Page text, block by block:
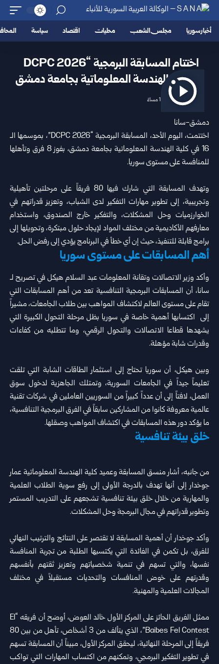
أخبار سوريا مجلس الشعب محليات اقتصاد سياسة
في كلية الهندسة المعلوماتية بجامعة دمشق
2026/06/14 11:16 مساءً
دمشق-سانا
‏اختتمت، اليوم الأحد، المسابقة البرمجية “DCPC 2026”، بموسمها الـ
16 في كلية الهندسة المعلوماتية ب
جامعة دمشق
، بفوز 8 فرق وتأهلها
للمنافسة على مستوى سوريا.
‏وتهدف المسابقة التي شارك فيها 80 فريقاً على مرحلتين تأهيلية
وتجريبية، إلى تطوير مهارات التفكير لدى الشباب، وتعزيز قدراتهم في
الخوارزميات وحل المشكلات، والتفكير خارج الصندوق، واستخدام
معارفهم الأكاديمية من مختلف المواد لإيجاد حلول مبتكرة، وتحويلها إلى
برامج قابلة للتنفيذ، حيث إن أي خطأ في البرنامج يؤدي إلى رفض الحل.
‏أهم المسابقات على مستوى سوريا
وأكد ‏وزير الاتصالات وتقانة المعلومات عبد السلام هيكل في تصريح لـ
سانا، أن المسابقات البرمجية التنافسية تعد من أهم المسابقات التي
تقام على مستوى العالم لاكتشاف المواهب بين طلاب الجامعات، مشيراً
إلى اكتسابها أهمية خاصة في سوريا بظل مرحلة التحول الكبيرة التي
يشهدها قطاعا الاتصالات والتحول الرقمي، وما تتطلبه من كفاءات
وقدرات شابة مؤهلة.
‏وبين هيكل، أن سوريا تحتاج إلى استثمار الطاقات الشابة التي تلقت
تعليماً جيداً في الجامعات السورية، وتمتلك الجاهزية لدخول سوق
العمل، لافتاً إلى أن عدداً كبيراً من السوريين العاملين في شركات تقنية
عالمية معروفة كانوا من المشاركين سابقاً في الفرق البرمجية التنافسية،
ما يؤكد دور هذه المسابقات في اكتشاف المواهب وصقلها.
‏خلق بيئة تنافسية
‏من جانبه، أشار منسق المسابقة وعميد كلية الهندسة المعلوماتية عمار
جوخدار إلى أنها تهدف بالدرجة الأولى إلى رفع سوية الطلاب العلمية
والمهارية من خلال خلق بيئة تنافسية تشجعهم على التدريب المستمر
وتطوير قدراتهم في مجال البرمجة وحل المشكلات.
‏وأكد جوخدار أن أهمية المسابقة لا تقتصر على النتائج والترتيب النهائي
للفرق، بل تكمن في الفائدة التي يكتسبها الطلبة من تجربة المنافسة
نفسها، والتي تسهم في تنمية شخصياتهم وتعزيز ثقتهم بأنفسهم
وقدرتهم على خوض المنافسات والتحديات مستقبلاً في مختلف
المجالات العلمية والمهنية.
‏ممثل الفريق الحائز على المركز الأول خالد العوض، أوضح أن فريقه “El
Baibes Fel Contest”، الذي يتألف من 3 أشخاص، تأهل من بين 80
فريقاً إلى المرحلة النهائية، ليحقق المركز الأول، مبيناً أن المسابقة تسهم
في تطوير التفكير البرمجي، وتمكنهم من اكتساب المهارات التي تواكب